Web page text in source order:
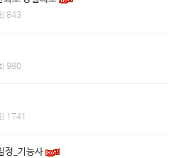
843
980
1741
정_기능사